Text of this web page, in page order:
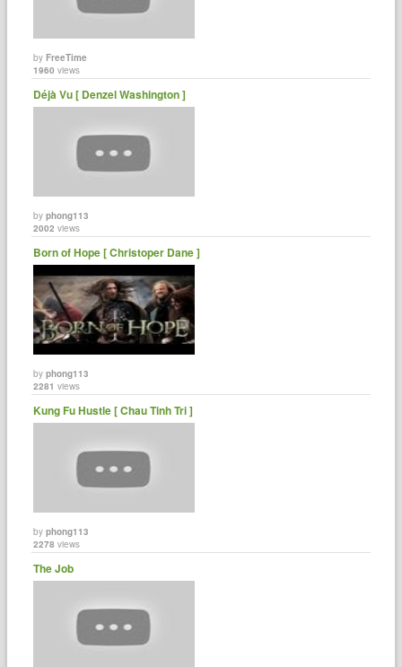
byFreeTime
1960 views
Déjà Vu [ Denzel Washington ]
byphong113
2002 views
Born of Hope [ Christoper Dane ]
byphong113
2281 views
Kung Fu Hustle [ Chau Tinh Tri ]
byphong113
2278 views
The Job